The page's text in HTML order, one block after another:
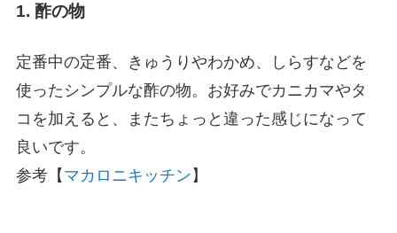
1. 酢の物
定番中の定番、きゅうりやわかめ、しらすなどを
使ったシンプルな酢の物。お好みでカニカマやタ
コを加えると、またちょっと違った感じになって
良いです。
参考【 マカロニキッチン 】